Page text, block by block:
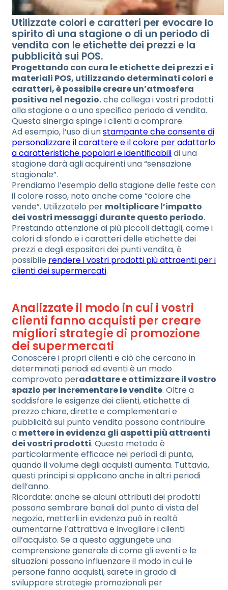
Utilizzate colori e caratteri per evocare lo
spirito di una stagione o di un periodo di
vendita con le etichette dei prezzi e la
pubblicità sui POS.
Progettando con cura le etichette dei prezzi e i
materiali POS, utilizzando determinati colori e
caratteri, è possibile creare un’atmosfera
positiva nel negozio.che collega i vostri prodotti
alla stagione o a uno specifico periodo di vendita.
Questa sinergia spinge i clienti a comprare.
Ad esempio, l’uso di unstampante che consente di
personalizzare il carattere e il colore per adattarlo
a caratteristiche popolari e identificabilidi una
stagione darà agli acquirenti una “sensazione
stagionale”.
Prendiamo l’esempio della stagione delle feste con
il colore rosso, noto anche come “colore che
vende”. Utilizzatelo per moltiplicare l’impatto
dei vostri messaggi durante questo periodo.
Prestando attenzione ai più piccoli dettagli, come i
colori di sfondo e i caratteri delle etichette dei
prezzi e degli espositori dei punti vendita, è
possibile rendere i vostri prodotti più attraenti per i
clienti dei supermercati.
Analizzate il modo in cui i vostri
clienti fanno acquisti per creare
migliori strategie di promozione
dei supermercati
Conoscere i propri clienti e ciò che cercano in
determinati periodi ed eventi è un modo
comprovato peradattare e ottimizzare il vostro
spazio per incrementare le vendite. Oltre a
soddisfare le esigenze dei clienti, etichette di
prezzo chiare, dirette e complementari e
pubblicità sul punto vendita possono contribuire
a mettere in evidenza gli aspetti più attraenti
dei vostri prodotti. Questo metodo è
particolarmente efficace nei periodi di punta,
quando il volume degli acquisti aumenta. Tuttavia,
questi principi si applicano anche in altri periodi
dell’anno.
Ricordate: anche se alcuni attributi dei prodotti
possono sembrare banali dal punto di vista del
negozio, metterli in evidenza può in realtà
aumentarne l’attrattiva e invogliare i clienti
all’acquisto. Se a questo aggiungete una
comprensione generale di come gli eventi e le
situazioni possano influenzare il modo in cui le
persone fanno acquisti, sarete in grado di
sviluppare strategie promozionali per